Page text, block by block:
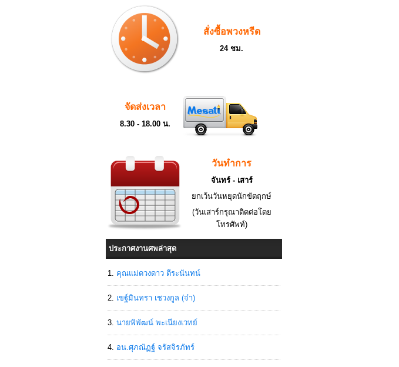
สั่งซื้อพวงหรีด
24 ชม.
จัดส่งเวลา
8.30 - 18.00 น.
วันทำการ
จันทร์ - เสาร์
ยกเว้นวันหยุดนักขัตฤกษ์
(วันเสาร์กรุณาติดต่อโดย
โทรศัพท์)
ประกาศงานศพล่าสุด
คุณแม่ดวงดาว ตีระนันทน์
เขฐ์มินทรา เชวงกูล (จ๋า)
นายพิพัฒน์ พะเนียงเวทย์
อน.ศุภณัฏฐ์ จรัสจิรภัทร์